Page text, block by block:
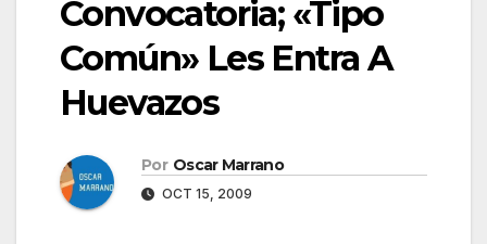
Convocatoria; «Tipo
Común» Les Entra A
Huevazos
Por Oscar Marrano
OCT 15, 2009